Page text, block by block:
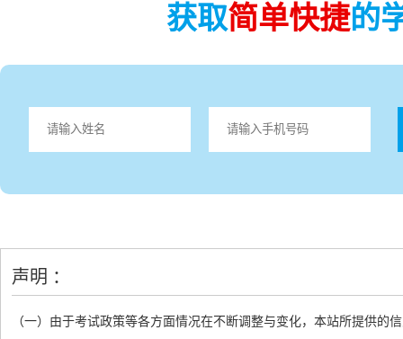
获取简单快捷的
声明 ：
（一）由于考试政策等各方面情况在不断调整与变化，本站所提供的